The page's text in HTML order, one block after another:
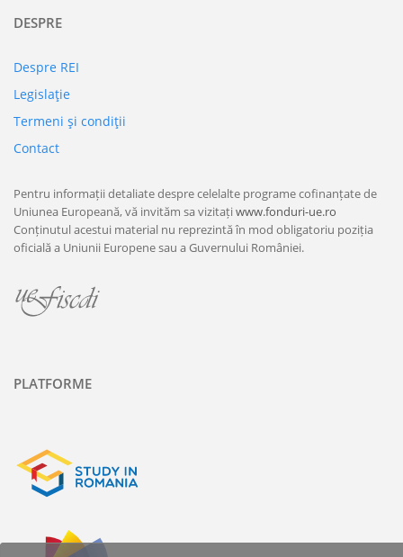
DESPRE
Despre REI
Legislaţie
Termeni şi condiţii
Contact
Pentru informații detaliate despre celelalte programe cofinanțate de
Uniunea Europeană, vă invităm sa vizitațiwww.fonduri-ue.ro
Conținutul acestui material nu reprezintă în mod obligatoriu poziția
oficială a Uniunii Europene sau a Guvernului României.
PLATFORME